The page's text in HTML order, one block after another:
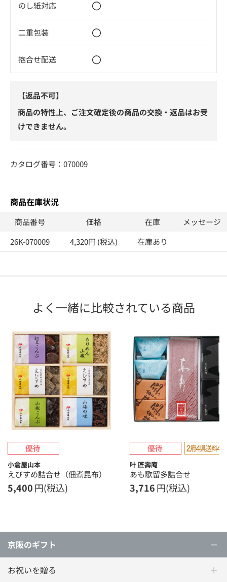
のし紙対応 〇
二重包装 〇
抱合せ配送 〇
【返品不可】
商品の特性上、ご注文確定後の商品の交換・返品はお受
けできません。
カタログ番号：070009
商品在庫状況
商品番号 価格 在庫
メッセージ
26K-070009
4,320円 (税込) 在庫あり
よく一緒に比較されている商品
小倉屋山本
えびすめ詰合せ（佃煮昆布）
5,400円(税込)
叶 匠壽庵
あも歌留多詰合せ
3,716円(税込)
京阪のギフト
お祝いを贈る